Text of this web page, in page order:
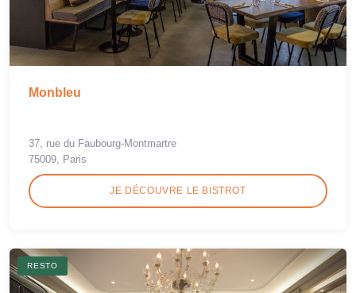
Monbleu
37, rue du Faubourg-Montmartre
75009, Paris
JE DÉCOUVRE LE BISTROT
RESTO